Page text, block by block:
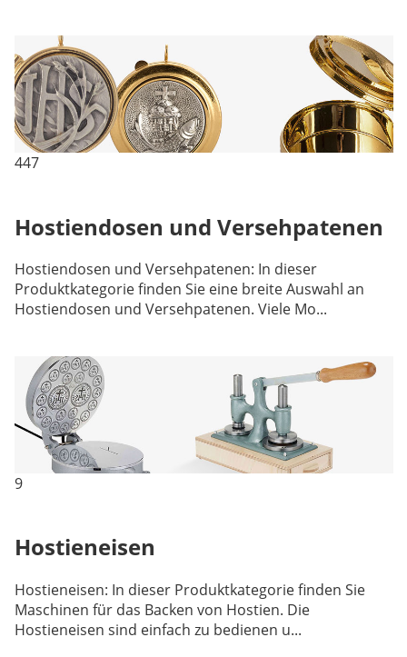
447
Hostiendosen und Versehpatenen
Hostiendosen und Versehpatenen: In dieser
Produktkategorie finden Sie eine breite Auswahl an
Hostiendosen und Versehpatenen. Viele Mo...
9
Hostieneisen
Hostieneisen: In dieser Produktkategorie finden Sie
Maschinen für das Backen von Hostien. Die
Hostieneisen sind einfach zu bedienen u...